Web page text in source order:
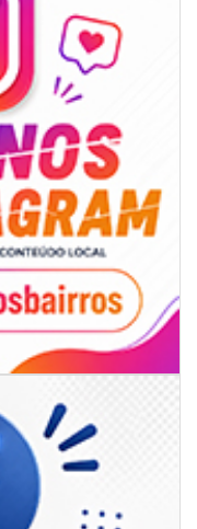
aberto para artistas e